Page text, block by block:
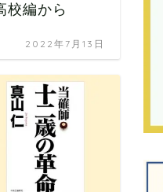
校編から
2022年7月13日